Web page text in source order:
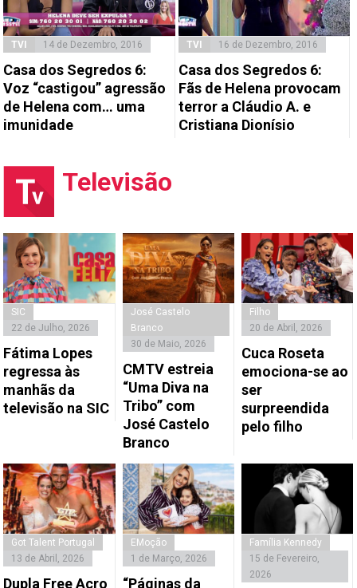
TVI 14 de Dezembro, 2016
Casa dos Segredos 6:
Voz “castigou” agressão
de Helena com… uma
imunidade
TVI 16 de Dezembro, 2016
Casa dos Segredos 6:
Fãs de Helena provocam
terror a Cláudio A. e
Cristiana Dionísio
Televisão
SIC
22 de Julho, 2026
Fátima Lopes
regressa às
manhãs da
televisão na SIC
José Castelo
Branco
30 de Maio, 2026
CMTV estreia
“Uma Diva na
Tribo” com
José Castelo
Branco
Filho
20 de Abril, 2026
Cuca Roseta
emociona-se ao
ser
surpreendida
pelo filho
Got Talent Portugal
13 de Abril, 2026
Dupla Free Acro
EMoção
1 de Março, 2026
“Páginas da
Família Kennedy
15 de Fevereiro,
2026